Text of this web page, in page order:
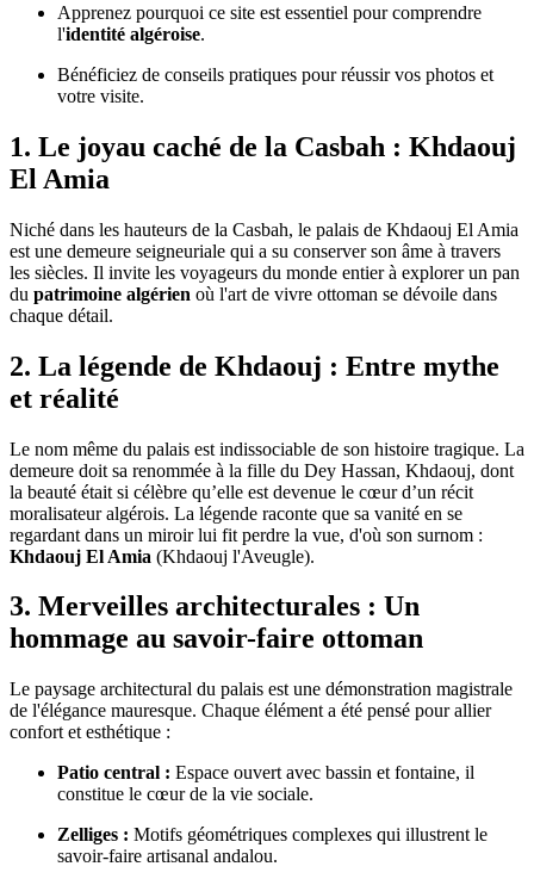
Apprenez pourquoi ce site est essentiel pour comprendre
l'identité algéroise.
Bénéficiez de conseils pratiques pour réussir vos photos et
votre visite.
1. Le joyau caché de la Casbah : Khdaouj
El Amia
Niché dans les hauteurs de la Casbah, le palais de Khdaouj El Amia
est une demeure seigneuriale qui a su conserver son âme à travers
les siècles. Il invite les voyageurs du monde entier à explorer un pan
du patrimoine algérien où l'art de vivre ottoman se dévoile dans
chaque détail.
2. La légende de Khdaouj : Entre mythe
et réalité
Le nom même du palais est indissociable de son histoire tragique. La
demeure doit sa renommée à la fille du Dey Hassan, Khdaouj, dont
la beauté était si célèbre qu’elle est devenue le cœur d’un récit
moralisateur algérois. La légende raconte que sa vanité en se
regardant dans un miroir lui fit perdre la vue, d'où son surnom :
Khdaouj El Amia (Khdaouj l'Aveugle).
3. Merveilles architecturales : Un
hommage au savoir-faire ottoman
Le paysage architectural du palais est une démonstration magistrale
de l'élégance mauresque. Chaque élément a été pensé pour allier
confort et esthétique :
Patio central : Espace ouvert avec bassin et fontaine, il
constitue le cœur de la vie sociale.
Zelliges : Motifs géométriques complexes qui illustrent le
savoir-faire artisanal andalou.